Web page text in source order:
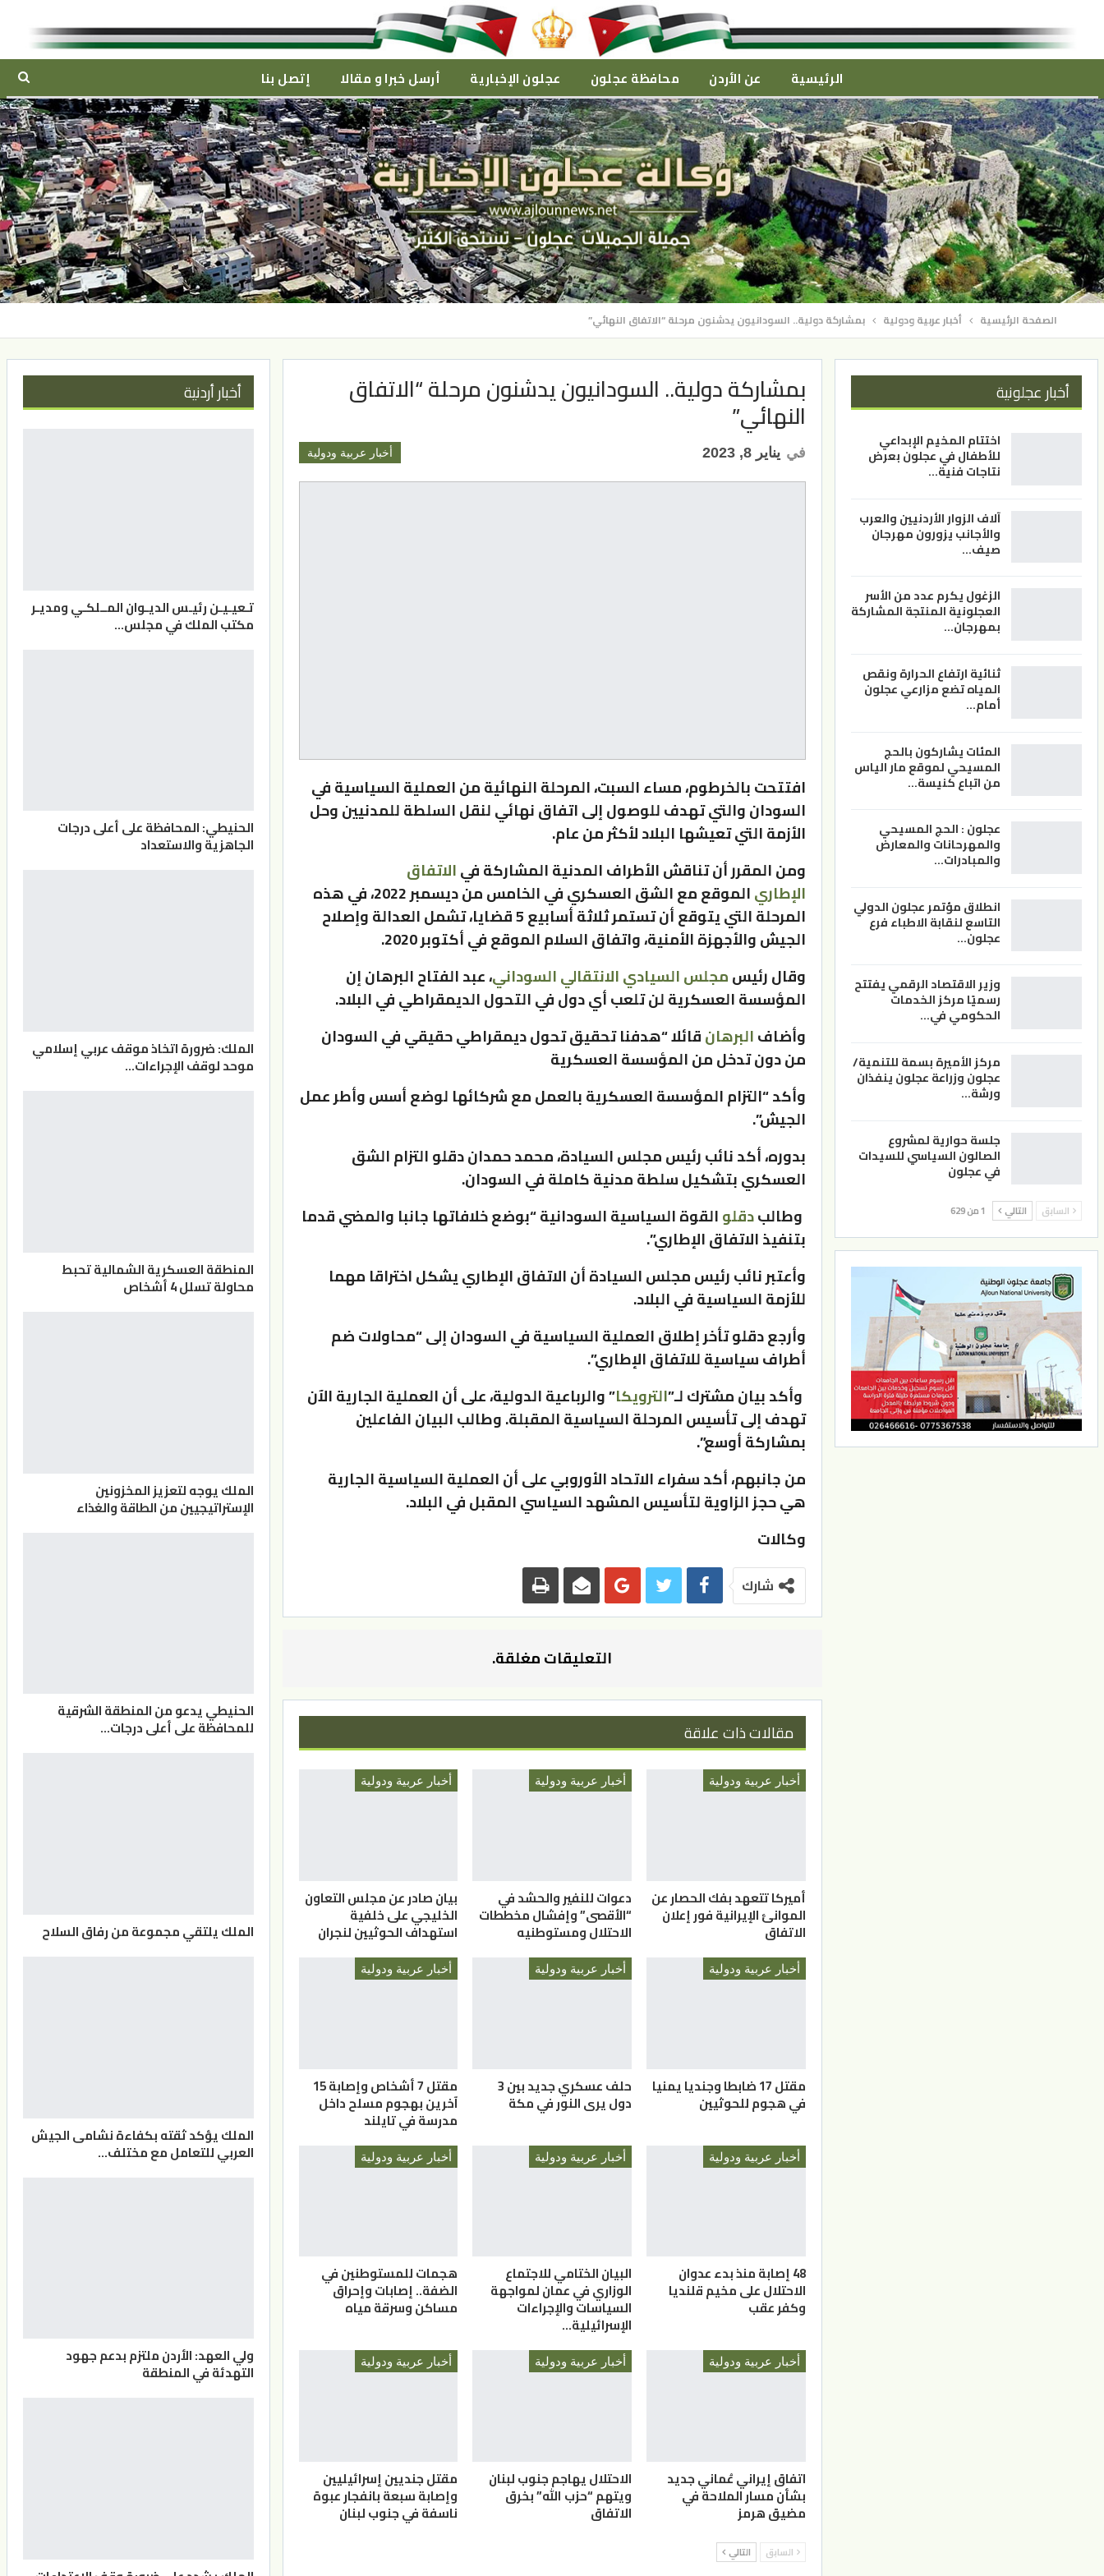
الرئيسية عن الأردن محافظة عجلون عجلون الإخبارية أرسل خبرا و مقالا إتصل بنا
الصفحة الرئيسية أخبار عربية ودولية بمشاركة دولية.. السودانيون يدشنون مرحلة “الاتفاق النهائي”
بمشاركة دولية.. السودانيون يدشنون مرحلة “الاتفاق
النهائي”
أخبار عربية ودولية في يناير 8, 2023
افتتحت بالخرطوم، مساء السبت، المرحلة النهائية من العملية السياسية في
السودان والتي تهدف للوصول إلى اتفاق نهائي لنقل السلطة للمدنيين وحل
الأزمة التي تعيشها البلاد لأكثر من عام.
ومن المقرر أن تناقش الأطراف المدنية المشاركة فيالاتفاق
الإطاري
الموقع مع الشق العسكري في الخامس من ديسمبر 2022، في هذه
المرحلة التي يتوقع أن تستمر ثلاثة أسابيع 5 قضايا، تشمل العدالة وإصلاح
الجيش والأجهزة الأمنية، واتفاق السلام الموقع في أكتوبر 2020.
وقال رئيسمجلس السيادي الانتقالي السوداني، عبد الفتاح البرهان إن
المؤسسة العسكرية لن تلعب أي دول في التحول الديمقراطي في البلاد.
وأضافالبرهانقائلا “هدفنا تحقيق تحول ديمقراطي حقيقي في السودان
من دون تدخل من المؤسسة العسكرية
وأكد “التزام المؤسسة العسكرية بالعمل مع شركائها لوضع أسس وأطر عمل
الجيش”.
بدوره، أكد نائب رئيس مجلس السيادة، محمد حمدان دقلو التزام الشق
العسكري بتشكيل سلطة مدنية كاملة في السودان.
وطالبدقلوالقوة السياسية السودانية “بوضع خلافاتها جانبا والمضي قدما
بتنفيذ الاتفاق الإطاري”.
وأعتبر نائب رئيس مجلس السيادة أن الاتفاق الإطاري يشكل اختراقا مهما
للأزمة السياسية في البلاد.
وأرجع دقلو تأخر إطلاق العملية السياسية في السودان إلى “محاولات ضم
أطراف سياسية للاتفاق الإطاري”.
وأكد بيان مشترك لـ”الترويكا” والرباعية الدولية، على أن العملية الجارية الآن
تهدف إلى تأسيس المرحلة السياسية المقبلة. وطالب البيان الفاعلين
بمشاركة أوسع”.
من جانبهم، أكد سفراء الاتحاد الأوروبي على أن العملية السياسية الجارية
هي حجز الزاوية لتأسيس المشهد السياسي المقبل في البلاد.
وكالات
شارك
التعليقات مغلقة.
مقالات ذات علاقة
أخبار عربية ودولية
أميركا تتعهد بفك الحصار عن
الموانئ الإيرانية فور إعلان
الاتفاق
أخبار عربية ودولية
دعوات للنفير والحشد في
“الأقصى” وإفشال مخططات
الاحتلال ومستوطنيه
أخبار عربية ودولية
بيان صادر عن مجلس التعاون
الخليجي على خلفية
استهداف الحوثيين لنجران
أخبار عربية ودولية
مقتل 17 ضابطا وجنديا يمنيا
في هجوم للحوثيين
أخبار عربية ودولية
حلف عسكري جديد بين 3
دول يرى النور في مكة
أخبار عربية ودولية
مقتل 7 أشخاص وإصابة 15
آخرين بهجوم مسلح داخل
مدرسة في تايلند
أخبار عربية ودولية
48 إصابة منذ بدء عدوان
الاحتلال على مخيم قلنديا
وكفر عقب
أخبار عربية ودولية
البيان الختامي للاجتماع
الوزاري في عمان لمواجهة
السياسات والإجراءات
الإسرائيلية…
أخبار عربية ودولية
هجمات للمستوطنين في
الضفة.. إصابات وإحراق
مساكن وسرقة مياه
أخبار عربية ودولية
اتفاق إيراني عُماني جديد
بشأن مسار الملاحة في
مضيق هرمز
أخبار عربية ودولية
الاحتلال يهاجم جنوب لبنان
ويتهم “حزب الله” بخرق
الاتفاق
أخبار عربية ودولية
مقتل جنديين إسرائيليين
وإصابة سبعة بانفجار عبوة
ناسفة في جنوب لبنان
السابق التالي
أخبار عجلونية
اختتام المخيم الإبداعي
للأطفال في عجلون بعرض
نتاجات فنية…
آلاف الزوار الأردنيين والعرب
والأجانب يزورون مهرجان
صيف…
الزغول يكرم عدد من الأسر
العجلونية المنتجة المشاركة
بمهرجان…
ثنائية ارتفاع الحرارة ونقص
المياه تضع مزارعي عجلون
أمام…
المئات يشاركون بالحج
المسيحي لموقع مار الياس
من اتباع كنيسة…
عجلون : الحج المسيحي
والمهرحانات والمعارض
والمبادرات…
انطلاق مؤتمر عجلون الدولي
التاسع لنقابة الاطباء فرع
عجلون…
وزير الاقتصاد الرقمي يفتتح
رسميًا مركز الخدمات
الحكومي في…
مركز الأميرة بسمة للتنمية/
عجلون وزراعة عجلون ينفذان
ورشة…
جلسة حوارية لمشروع
الصالون السياسي للسيدات
في عجلون
السابق التالي 1 من 629
أخبار أردنية
تـعيـيـن رئيـس الديـوان المــلكـي ومديـر
مكتب الملك في مجلس…
الحنيطي: المحافظة على أعلى درجات
الجاهزية والاستعداد
الملك: ضرورة اتخاذ موقف عربي إسلامي
موحد لوقف الإجراءات…
المنطقة العسكرية الشمالية تحبط
محاولة تسلل 4 أشخاص
الملك يوجه لتعزيز المخزونين
الإستراتيجيين من الطاقة والغذاء
الحنيطي يدعو من المنطقة الشرقية
للمحافظة على أعلى درجات…
الملك يلتقي مجموعة من رفاق السلاح
الملك يؤكد ثقته بكفاءة نشامى الجيش
العربي للتعامل مع مختلف…
ولي العهد: الأردن ملتزم بدعم جهود
التهدئة في المنطقة